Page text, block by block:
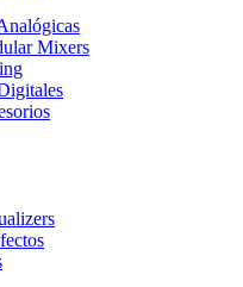
Mixers